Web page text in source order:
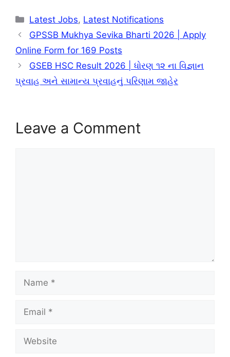
Categories
Latest Jobs, Latest Notifications
GPSSB Mukhya Sevika Bharti 2026 | Apply
Online Form for 169 Posts
GSEB HSC Result 2026 | ધોરણ ૧૨ ના વિજ્ઞાન
પ્રવાહ અને સામાન્ય પ્રવાહનું પરિણામ જાહેર
Leave a Comment
Name
Email
Website